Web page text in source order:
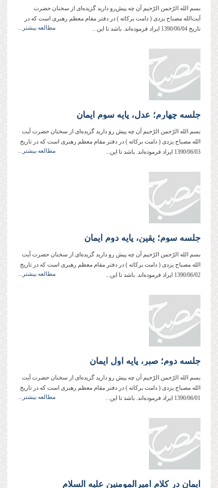
بسم‌ الله‌ الرّحمن‌ الرّحیم آن چه پیش‌رو دارید گزیده‌ای از سخنان حضرت
آیت‌الله مصباح ‌یزدی ( دامت ‌بركاته ) در دفتر مقام معظم رهبری است كه در
تاریخ 1390/06/04 ایراد فرموده‌اند. باشد تا این...
مطالعه بیشتر...
جلسه چهارم؛ عدل، پایه سوم ایمان
بسم‌ الله‌ الرّحمن‌ الرّحیم آن چه پیش ‌رو دارید گزیده‌ای از سخنان حضرت آیت
‌الله مصباح ‌یزدی ( دامت ‌بركاته ) در دفتر مقام معظم رهبری است كه در تاریخ
1390/06/03 ایراد فرموده‌اند. باشد تا این...
مطالعه بیشتر...
جلسه سوم؛ یقین، پایه دوم ایمان
بسم‌ الله‌ الرّحمن‌ الرّحیم آن چه پیش ‌رو دارید گزیده‌ای از سخنان حضرت آیت
‌الله مصباح ‌یزدی ( دامت ‌بركاته ) در دفتر مقام معظم رهبری است كه در تاریخ
1390/06/02 ایراد فرموده‌اند. باشد تا این...
مطالعه بیشتر...
جلسه دوم؛ صبر، پایه اول ایمان
بسم‌ الله‌ الرّحمن‌ الرّحیم آن چه پیش ‌رو دارید گزیده‌ای از سخنان حضرت آیت
‌الله مصباح ‌یزدی ( دامت ‌بركاته ) در دفتر مقام معظم رهبری است كه در تاریخ
1390/06/01 ایراد فرموده‌اند. باشد تا این...
مطالعه بیشتر...
ایمان در کلام امیرالمومنین علیه السلام